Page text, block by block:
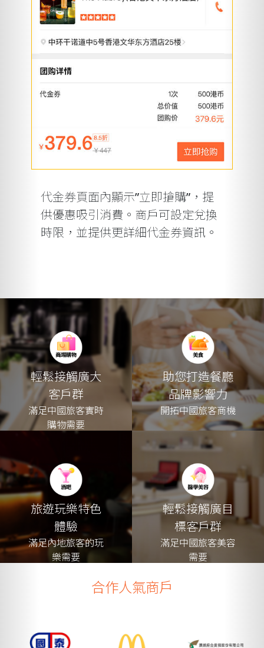
代金券頁面內顯示”立即搶購”，提
供優惠吸引消費。商戶可設定兌換
時限，並提供更詳細代金券資訊。
輕鬆接觸廣大
客戶群
滿足中國旅客實時
購物需要
助您打造餐廳
品牌影響力
開拓中國旅客商機
旅遊玩樂特色
體驗
滿足內地旅客的玩
樂需要
輕鬆接觸廣目
標客戶群
滿足中國旅客美容
需要
合作人氣商戶